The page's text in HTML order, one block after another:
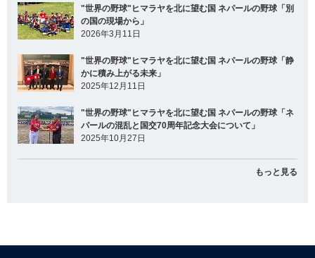
"世界の野球"ヒマラヤを北に望む国 ネパールの野球「別
の国の現場から」
2026年3月11日
"世界の野球"ヒマラヤを北に望む国 ネパールの野球「静
かに積み上がる未来」
2025年12月11日
"世界の野球"ヒマラヤを北に望む国 ネパールの野球「ネ
パールの混乱と国交70周年記念大会について」
2025年10月27日
もっと見る